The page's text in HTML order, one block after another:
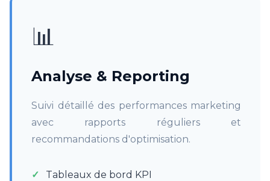
📊
Analyse & Reporting
Suivi détaillé des performances marketing
avec rapports réguliers et
recommandations d'optimisation.
Tableaux de bord KPI